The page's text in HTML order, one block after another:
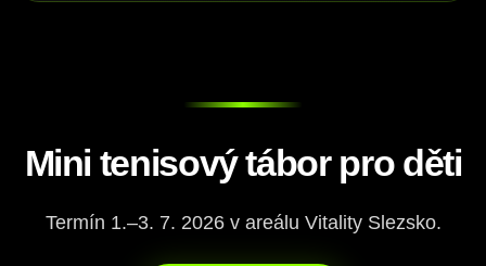
Mini tenisový tábor pro děti
Termín 1.–3. 7. 2026 v areálu Vitality Slezsko.